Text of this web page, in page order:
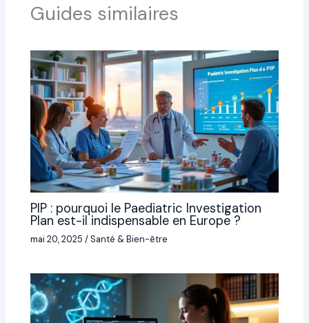
Guides similaires
PIP : pourquoi le Paediatric Investigation
Plan est-il indispensable en Europe ?
mai 20, 2025/Santé & Bien-être